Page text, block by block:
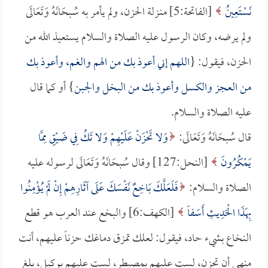
نَسْتَعِينُ
[الفاتحة:5] منـزلة الحزن، ولم يأمر به سُبحَانَهُ وَتَعَالَى
ولم يرضه، وكان الرسول عليه الصلاة والسلام يستعيذ الله من
الحزن، فيقول: {اللهم إني أعوذ بك من الهم والغم، وأعوذ بك
من العجز والكسل وأعوذ بك من البخل والجبن} أو كما قال
عليه الصلاة والسلام.
قال سُبحَانَهُ وَتَعَالَى: وَلا تَحْزَنْ عَلَيْهِمْ وَلا تَكُ فِي ضَيْقٍ مِمَّا
يَمْكُرُونَ
[النحل:127] وقال سُبحَانَهُ وَتَعَالَى لرسوله عليه
الصلاة والسلام: فَلَعَلَّكَ بَاخِعٌ نَفْسَكَ عَلَى آثَارِهِمْ إِنْ لَمْ يُؤْمِنُوا
بِهَذَا الْحَدِيثِ أَسَفاً
[الكهف:6] والبخع عند العرب هو قطع
النخاع بشيء حاد، فيقول: لعلك تمزق دماغك حزناً عليهم، أنت